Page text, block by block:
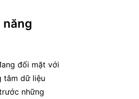
năng
đối mặt với
tâm dữ liệu
những